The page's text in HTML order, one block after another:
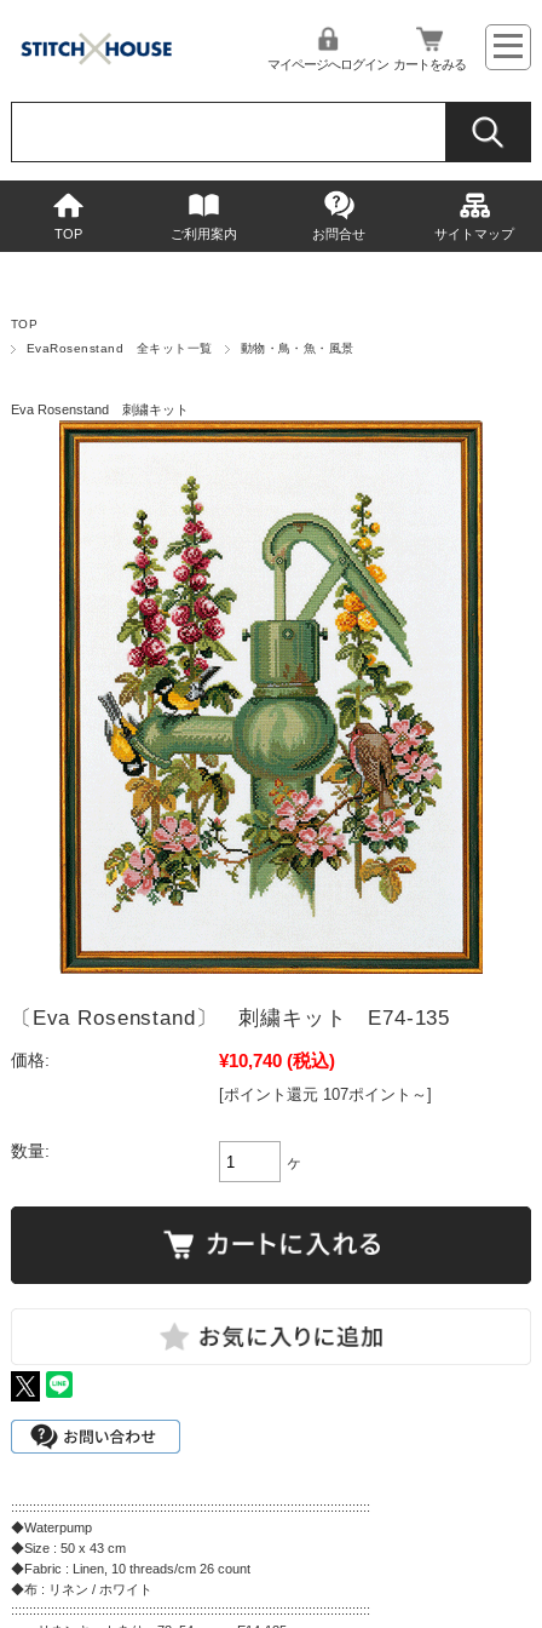
マイページへログイン カートをみる
TOP ご利用案内 お問合せ サイトマップ
TOP
EvaRosenstand 全キット一覧
動物・鳥・魚・風景
Eva Rosenstand 刺繍キット
〔Eva Rosenstand〕 刺繍キット E74-135
価格: ¥10,740 (税込)
[ポイント還元 107ポイント～]
数量:
ヶ
:::::::::::::::::::::::::::::::::::::::::::::::::::::::::::::::::::::::::::::::::::::::::::::::::::
◆Waterpump
◆Size : 50 x 43 cm
◆Fabric : Linen, 10 threads/cm 26 count
◆布 : リネン / ホワイト
:::::::::::::::::::::::::::::::::::::::::::::::::::::::::::::::::::::::::::::::::::::::::::::::::::